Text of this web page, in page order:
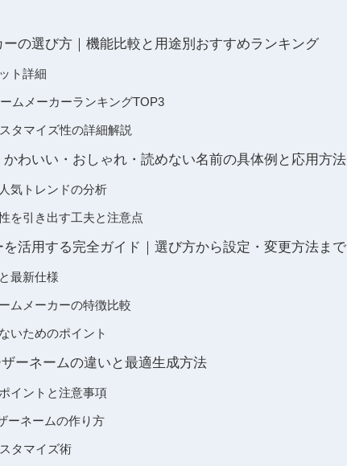
の選び方｜機能比較と用途別おすすめランキング
ト詳細
ムメーカーランキングTOP3
タマイズ性の詳細解説
わいい・おしゃれ・読めない名前の具体例と応用方法
気トレンドの分析
を引き出す工夫と注意点
活用する完全ガイド｜選び方から設定・変更方法まで
最新仕様
ムメーカーの特徴比較
いためのポイント
ーネームの違いと最適生成方法
イントと注意事項
ーネームの作り方
タマイズ術